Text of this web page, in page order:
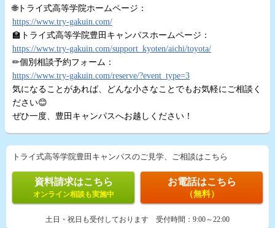
🌐トライ式高等学院ホームページ：
https://www.try-gakuin.com/
🏫トライ式高等学院豊田キャンパスホームページ：
https://www.try-gakuin.com/support_kyoten/aichi/toyota/
✏個別相談予約フォーム：
https://www.try-gakuin.com/reserve/?event_type=3
気になることがあれば、どんな小さなことでもお気軽にご相談く
ださい😊
ぜひ一度、豊田キャンパスへお越しください！
トライ式高等学院豊田キャンパスのご見学、ご相談はこちら
資料請求はこちら
オンライン相談も実施中
お電話はこちら
（無料）
土日・祝日も受付しております 受付時間： 9:00～22:00